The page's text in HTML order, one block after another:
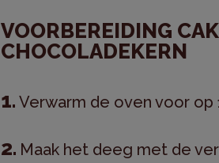
VOORBEREIDING
CHOCOLADEKERN
Verwarm de oven voor op
Maak het deeg met de